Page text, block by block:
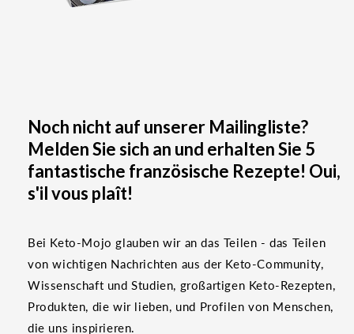
Noch nicht auf unserer Mailingliste?
Melden Sie sich an und erhalten Sie 5
fantastische französische Rezepte! Oui,
s'il vous plaît!
Bei Keto-Mojo glauben wir an das Teilen - das Teilen
von wichtigen Nachrichten aus der Keto-Community,
Wissenschaft und Studien, großartigen Keto-Rezepten,
Produkten, die wir lieben, und Profilen von Menschen,
die uns inspirieren.